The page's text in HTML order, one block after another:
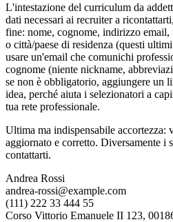
L'intestazione del curriculum da
dati necessari ai recruiter a
fine: nome, cognome, indirizzo
o città/paese di residenza (questi
usare un'email che comunichi
cognome (niente nickname,
se non è obbligatorio, aggiungere un
idea, perché aiuta i selezionatori a
tua rete professionale.
Ultima ma indispensabile accortezza:
aggiornato e corretto. Diversamente i
contattarti.
Andrea Rossi
andrea-rossi@example.com
(111) 222 33 444 55
Corso Vittorio Emanuele II 123,